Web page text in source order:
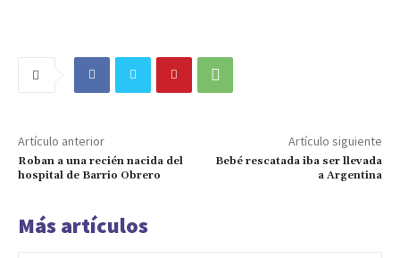
Artículo anterior
Roban a una recién nacida del
hospital de Barrio Obrero
Artículo siguiente
Bebé rescatada iba ser llevada
a Argentina
Más artículos